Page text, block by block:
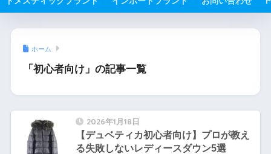
ホーム
「初心者向け」の記事一覧
2026年1月18日
【デュベティカ初心者向け】プロが教え
る失敗しないレディースダウン5選